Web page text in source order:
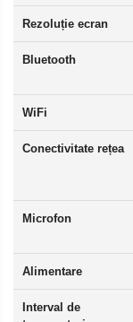
Rezoluție ecran
Bluetooth
WiFi
Conectivitate rețea
Microfon
Alimentare
Interval de